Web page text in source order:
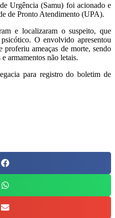
Urgência (Samu) foi acionado e
de Pronto Atendimento (UPA).
e localizaram o suspeito, que
O envolvido apresentou
proferiu ameaças de morte, sendo
armamentos não letais.
para registro do boletim de